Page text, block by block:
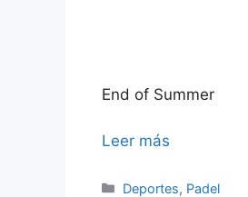
End of Summer
Leer más
Categorías
Deportes, Padel